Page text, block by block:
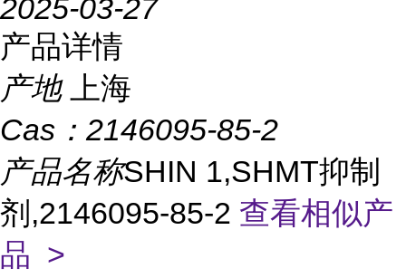
2025-03-27
产品详情
产地
上海
Cas： 2146095-85-2
产品名称SHIN 1,SHMT抑制
剂,2146095-85-2 查看相似产
品 >